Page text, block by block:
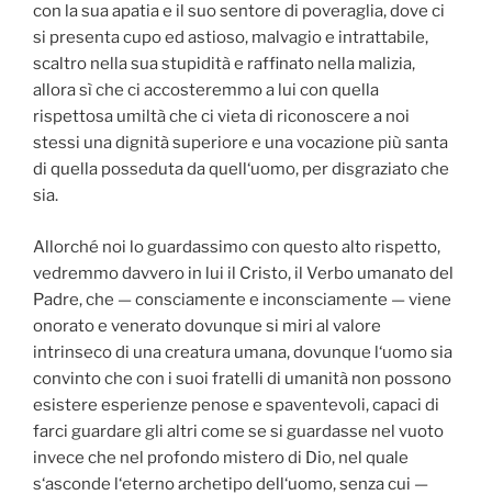
con la sua apatia e il suo sentore di poveraglia, dove ci
si presenta cupo ed astioso, malvagio e intrattabile,
scaltro nella sua stupidità e raffinato nella malizia,
allora sì che ci accosteremmo a lui con quella
rispettosa umiltà che ci vieta di riconoscere a noi
stessi una dignità superiore e una vocazione più santa
di quella posseduta da quell‘uomo, per disgraziato che
sia.
Allorché noi lo guardassimo con questo alto rispetto,
vedremmo davvero in lui il Cristo, il Verbo umanato del
Padre, che — consciamente e inconsciamente — viene
onorato e venerato dovunque si miri al valore
intrinseco di una creatura umana, dovunque l‘uomo sia
convinto che con i suoi fratelli di umanità non possono
esistere esperienze penose e spaventevoli, capaci di
farci guardare gli altri come se si guardasse nel vuoto
invece che nel profondo mistero di Dio, nel quale
s‘asconde l‘eterno archetipo dell‘uomo, senza cui —